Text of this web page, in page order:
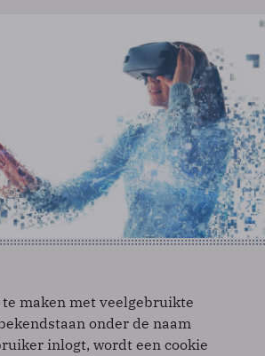
maken met veelgebruikte
onder de naam
inlogt, wordt een cookie